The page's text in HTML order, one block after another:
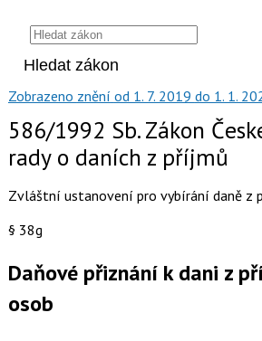
Zobrazeno znění od 1. 7. 2019 do 1. 1.
586/1992 Sb. Zákon
rady o daních z příjmů
Zvláštní ustanovení pro vybírání daně z
§ 38g
Daňové přiznání k dani z
osob